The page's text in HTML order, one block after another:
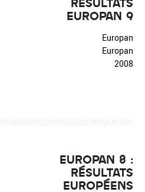
EUROPAN 9
Europan
Europan
2008
EUROPAN 8 :
RÉSULTATS
EUROPÉENS